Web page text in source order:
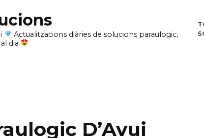
Actualitzacions diàries de solucions paraulogic,
dia
D’Avui